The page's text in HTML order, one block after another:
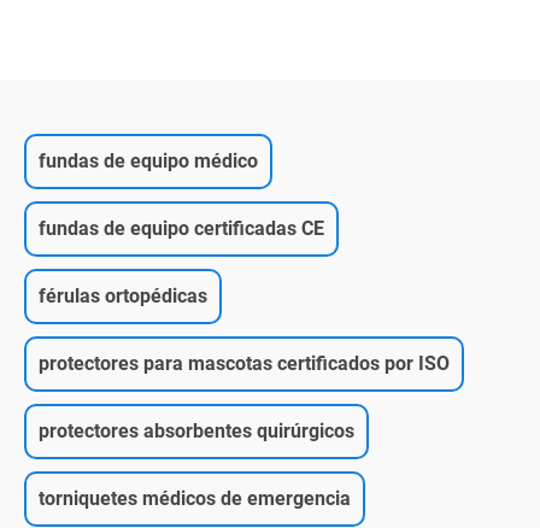
fundas de equipo médico
fundas de equipo certificadas CE
férulas ortopédicas
protectores para mascotas certificados por ISO
protectores absorbentes quirúrgicos
torniquetes médicos de emergencia